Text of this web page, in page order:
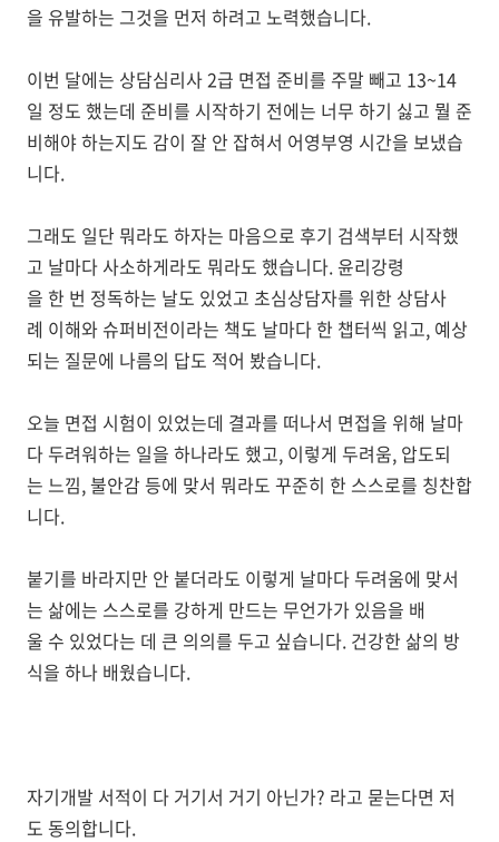
을 유발하는 그것을 먼저 하려고 노력했습니다.
이번 달에는 상담심리사 2급 면접 준비를 주말 빼고 13~14
일 정도 했는데 준비를 시작하기 전에는 너무 하기 싫고 뭘 준
비해야 하는지도 감이 잘 안 잡혀서 어영부영 시간을 보냈습
니다.
그래도 일단 뭐라도 하자는 마음으로 후기 검색부터 시작했
고 날마다 사소하게라도 뭐라도 했습니다. 윤리강령
을 한 번 정독하는 날도 있었고 초심상담자를 위한 상담사
례 이해와 슈퍼비전이라는 책도 날마다 한 챕터씩 읽고, 예상
되는 질문에 나름의 답도 적어 봤습니다.
오늘 면접 시험이 있었는데 결과를 떠나서 면접을 위해 날마
다 두려워하는 일을 하나라도 했고, 이렇게 두려움, 압도되
는 느낌, 불안감 등에 맞서 뭐라도 꾸준히 한 스스로를 칭찬합
니다.
붙기를 바라지만 안 붙더라도 이렇게 날마다 두려움에 맞서
는 삶에는 스스로를 강하게 만드는 무언가가 있음을 배
울 수 있었다는 데 큰 의의를 두고 싶습니다. 건강한 삶의 방
식을 하나 배웠습니다.
자기개발 서적이 다 거기서 거기 아닌가? 라고 묻는다면 저
도 동의합니다.